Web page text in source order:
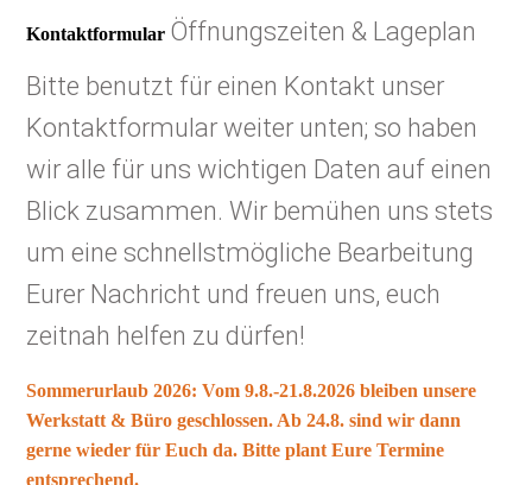
Kontaktformular Öffnungszeiten & Lageplan
Bitte benutzt für einen Kontakt unser
Kontaktformular weiter unten; so haben
wir alle für uns wichtigen Daten auf einen
Blick zusammen. Wir bemühen uns stets
um eine schnellstmögliche Bearbeitung
Eurer Nachricht und freuen uns, euch
zeitnah helfen zu dürfen!
Sommerurlaub 2026: Vom 9.8.-21.8.2026 bleiben unsere
Werkstatt & Büro geschlossen. Ab 24.8. sind wir dann
gerne wieder für Euch da. Bitte plant Eure Termine
entsprechend.